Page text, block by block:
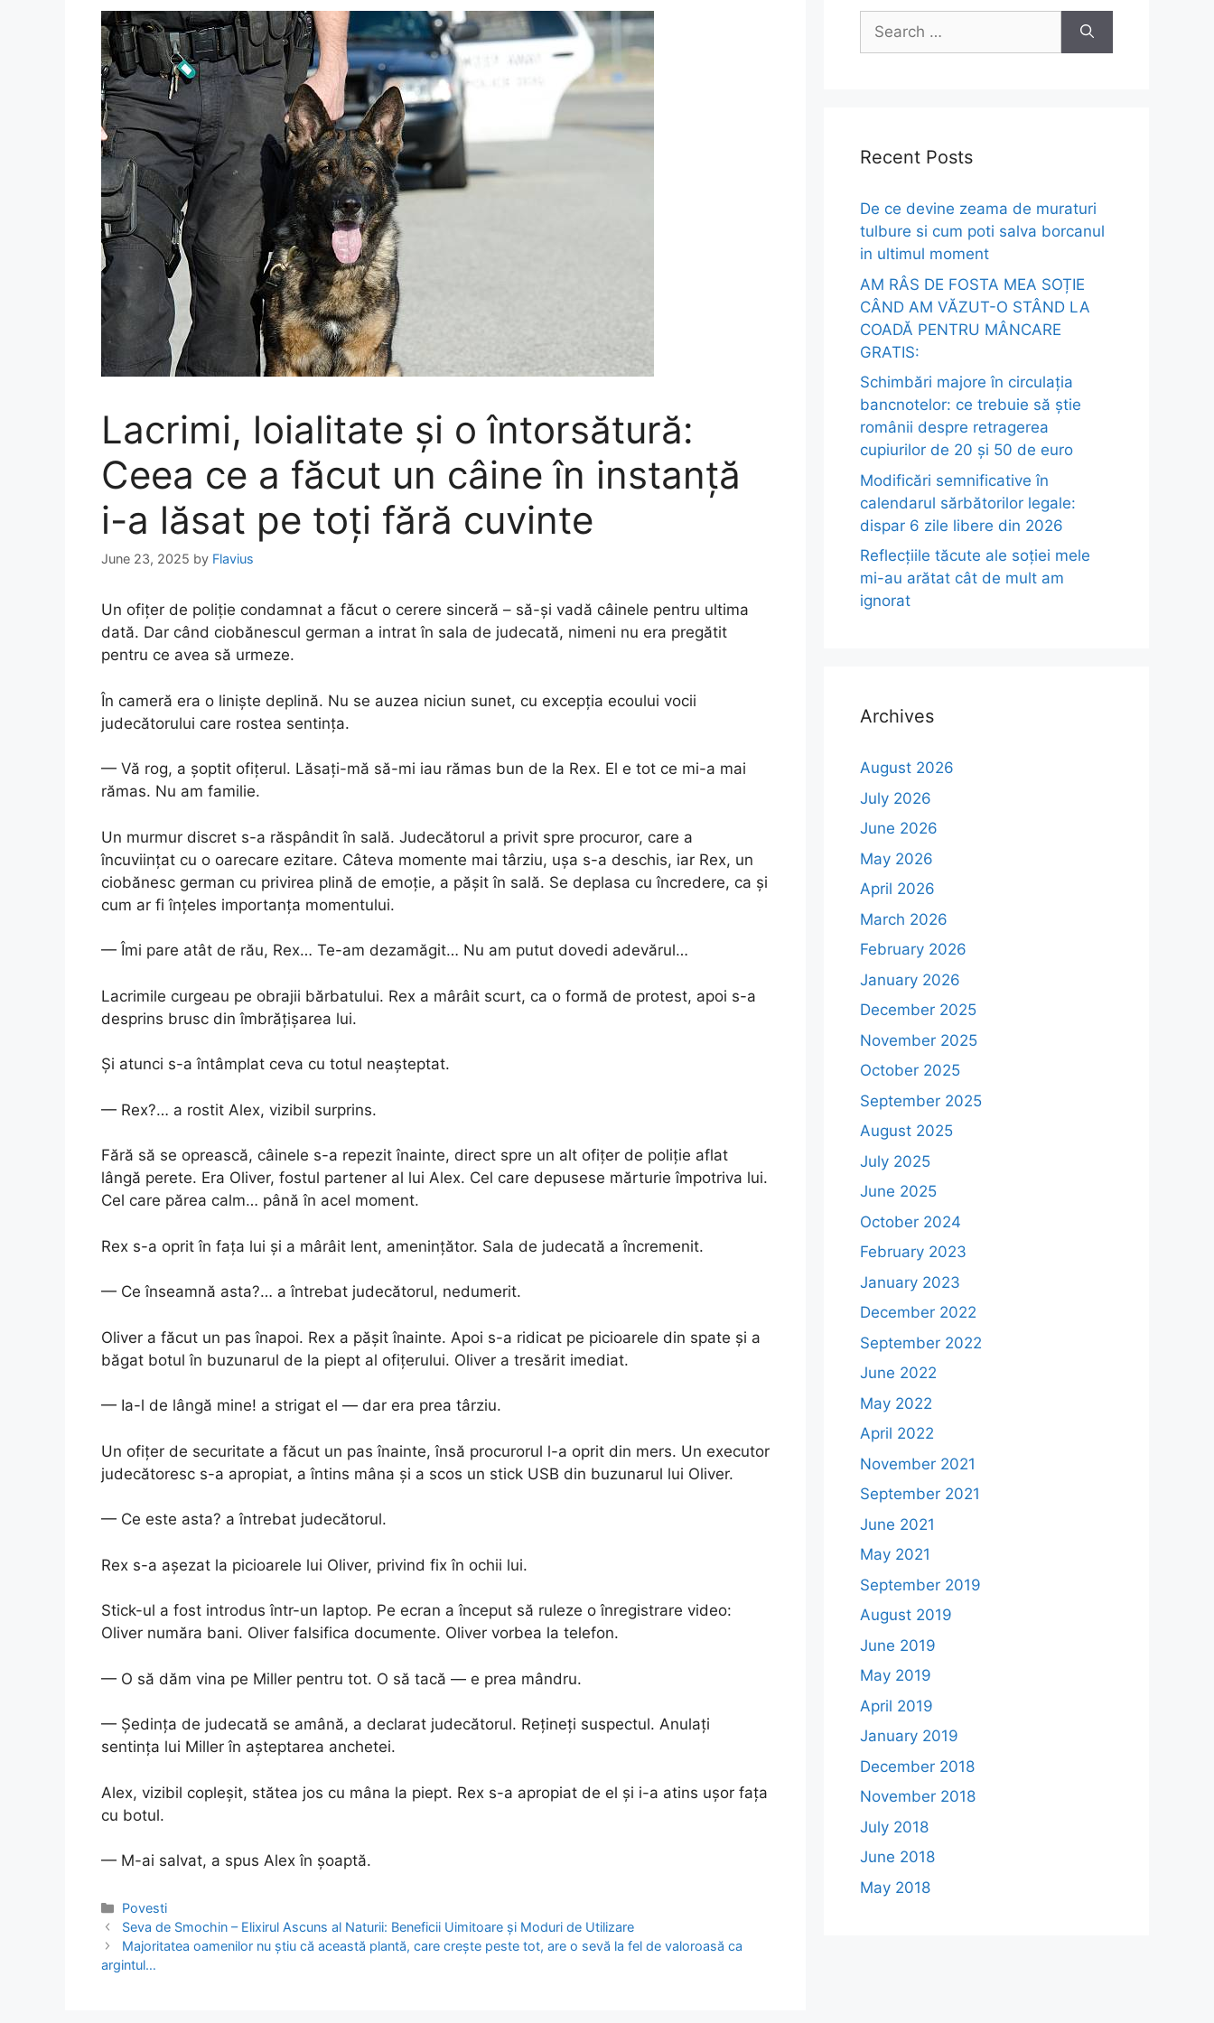
Lacrimi, loialitate și o întorsătură:
Ceea ce a făcut un câine în instanță
i-a lăsat pe toți fără cuvinte
June 23, 2025 by Flavius
Un ofițer de poliție condamnat a făcut o cerere sinceră – să-și vadă câinele pentru ultima
dată. Dar când ciobănescul german a intrat în sala de judecată, nimeni nu era pregătit
pentru ce avea să urmeze.
În cameră era o liniște deplină. Nu se auzea niciun sunet, cu excepția ecoului vocii
judecătorului care rostea sentința.
— Vă rog, a șoptit ofițerul. Lăsați-mă să-mi iau rămas bun de la Rex. El e tot ce mi-a mai
rămas. Nu am familie.
Un murmur discret s-a răspândit în sală. Judecătorul a privit spre procuror, care a
încuviințat cu o oarecare ezitare. Câteva momente mai târziu, ușa s-a deschis, iar Rex, un
ciobănesc german cu privirea plină de emoție, a pășit în sală. Se deplasa cu încredere, ca și
cum ar fi înțeles importanța momentului.
— Îmi pare atât de rău, Rex… Te-am dezamăgit… Nu am putut dovedi adevărul…
Lacrimile curgeau pe obrajii bărbatului. Rex a mârâit scurt, ca o formă de protest, apoi s-a
desprins brusc din îmbrățișarea lui.
Și atunci s-a întâmplat ceva cu totul neașteptat.
— Rex?… a rostit Alex, vizibil surprins.
Fără să se oprească, câinele s-a repezit înainte, direct spre un alt ofițer de poliție aflat
lângă perete. Era Oliver, fostul partener al lui Alex. Cel care depusese mărturie împotriva lui.
Cel care părea calm… până în acel moment.
Rex s-a oprit în fața lui și a mârâit lent, amenințător. Sala de judecată a încremenit.
— Ce înseamnă asta?… a întrebat judecătorul, nedumerit.
Oliver a făcut un pas înapoi. Rex a pășit înainte. Apoi s-a ridicat pe picioarele din spate și a
băgat botul în buzunarul de la piept al ofițerului. Oliver a tresărit imediat.
— Ia-l de lângă mine! a strigat el — dar era prea târziu.
Un ofițer de securitate a făcut un pas înainte, însă procurorul l-a oprit din mers. Un executor
judecătoresc s-a apropiat, a întins mâna și a scos un stick USB din buzunarul lui Oliver.
— Ce este asta? a întrebat judecătorul.
Rex s-a așezat la picioarele lui Oliver, privind fix în ochii lui.
Stick-ul a fost introdus într-un laptop. Pe ecran a început să ruleze o înregistrare video:
Oliver număra bani. Oliver falsifica documente. Oliver vorbea la telefon.
— O să dăm vina pe Miller pentru tot. O să tacă — e prea mândru.
— Ședința de judecată se amână, a declarat judecătorul. Rețineți suspectul. Anulați
sentința lui Miller în așteptarea anchetei.
Alex, vizibil copleșit, stătea jos cu mâna la piept. Rex s-a apropiat de el și i-a atins ușor fața
cu botul.
— M-ai salvat, a spus Alex în șoaptă.
Categories
Povesti
Post
navigation
Seva de Smochin – Elixirul Ascuns al Naturii: Beneficii Uimitoare și Moduri de Utilizare
Majoritatea oamenilor nu știu că această plantă, care crește peste tot, are o sevă la fel de valoroasă ca
argintul…
Search
for:
Recent Posts
De ce devine zeama de muraturi
tulbure si cum poti salva borcanul
in ultimul moment
AM RÂS DE FOSTA MEA SOȚIE
CÂND AM VĂZUT-O STÂND LA
COADĂ PENTRU MÂNCARE
GRATIS:
Schimbări majore în circulația
bancnotelor: ce trebuie să știe
românii despre retragerea
cupiurilor de 20 și 50 de euro
Modificări semnificative în
calendarul sărbătorilor legale:
dispar 6 zile libere din 2026
Reflecțiile tăcute ale soției mele
mi-au arătat cât de mult am
ignorat
Archives
August 2026
July 2026
June 2026
May 2026
April 2026
March 2026
February 2026
January 2026
December 2025
November 2025
October 2025
September 2025
August 2025
July 2025
June 2025
October 2024
February 2023
January 2023
December 2022
September 2022
June 2022
May 2022
April 2022
November 2021
September 2021
June 2021
May 2021
September 2019
August 2019
June 2019
May 2019
April 2019
January 2019
December 2018
November 2018
July 2018
June 2018
May 2018